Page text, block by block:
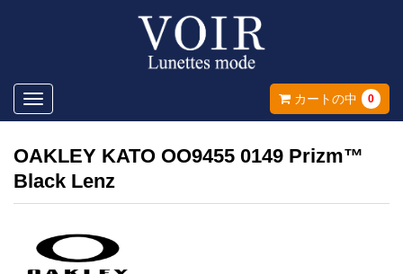
Toggle
navigation
カートの中 0
OAKLEY KATO OO9455 0149 Prizm™
Black Lenz